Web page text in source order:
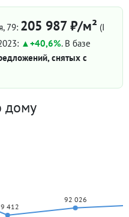
79: 205 987 ₽/м² (I
+40,6%. В базе
снятых с
дому
412
92 026